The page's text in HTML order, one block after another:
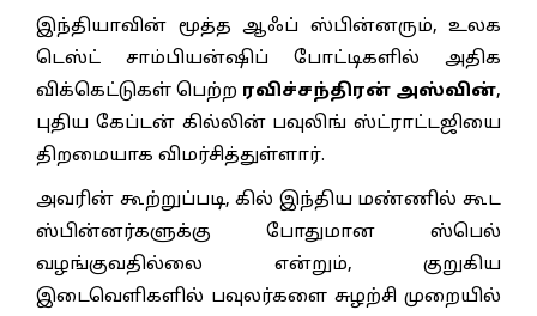
இந்தியாவின் மூத்த ஆஃப் ஸ்பின்னரும், உலக
டெஸ்ட் சாம்பியன்ஷிப் போட்டிகளில் அதிக
விக்கெட்டுகள் பெற்ற ரவிச்சந்திரன் அஸ்வின்,
புதிய கேப்டன் கில்லின் பவுலிங் ஸ்ட்ராட்டஜியை
திறமையாக விமர்சித்துள்ளார்.
அவரின் கூற்றுப்படி, கில் இந்திய மண்ணில் கூட
ஸ்பின்னர்களுக்கு போதுமான ஸ்பெல்
வழங்குவதில்லை என்றும், குறுகிய
இடைவெளிகளில் பவுலர்களை சுழற்சி முறையில்